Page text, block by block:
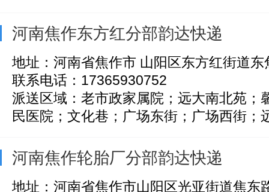
河南焦作东方红分部韵达快递
地址：河南省焦作市 山阳区东方红街道
联系电话：17365930752
派送区域：老市政家属院；远大南北苑；
民医院；文化巷；广场东街；广场西街；
河南焦作轮胎厂分部韵达快递
地址：河南省焦作市山阳区光亚街道焦东